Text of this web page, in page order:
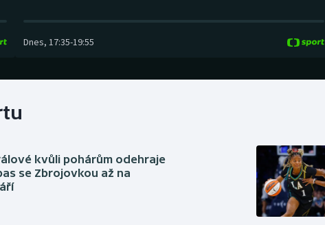
Dnes, 17:35-19:55
kvůli pohárům odehraje
se Zbrojovkou až na